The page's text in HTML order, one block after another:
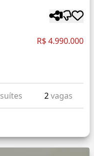
R$ 4.990.000
suítes 2vagas